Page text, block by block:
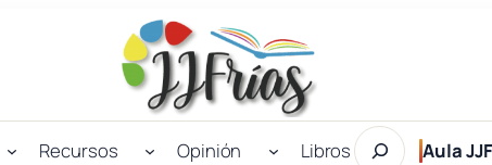
Recursos Opinión Libros
Buscar
en
Aula